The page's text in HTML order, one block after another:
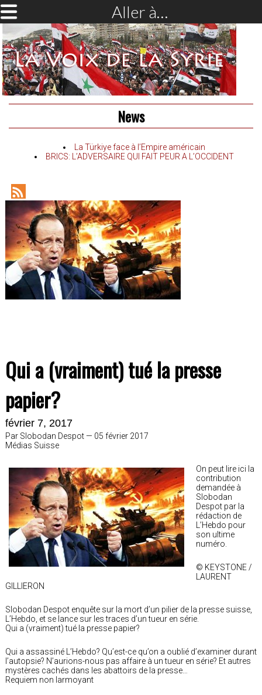
Aller à…
News
La Türkiye face à l’Empire américain
BRICS: L’ADVERSAIRE QUI FAIT PEUR A L’OCCIDENT
RSS
Feed
Qui a (vraiment) tué la presse
papier?
février 7, 2017
Par Slobodan Despot — 05 février 2017
Médias Suisse
On peut lire ici la
contribution
demandée à
Slobodan
Despot par la
rédaction de
L’Hebdo pour
son ultime
numéro.
© KEYSTONE /
LAURENT
GILLIERON
Slobodan Despot enquête sur la mort d’un pilier de la presse suisse,
L’Hebdo, et se lance sur les traces d’un tueur en série.
Qui a (vraiment) tué la presse papier?
Qui a assassiné L’Hebdo? Qu’est-ce qu’on a oublié d’examiner durant
l’autopsie? N’aurions-nous pas affaire à un tueur en série? Et autres
mystères cachés dans les abattoirs de la presse…
Requiem non larmoyant